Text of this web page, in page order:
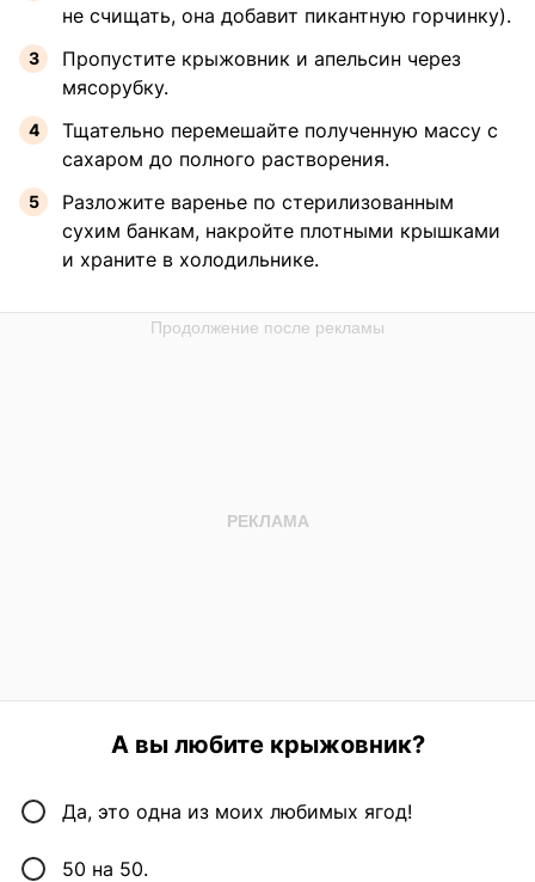
не счищать, она добавит пикантную горчинку).
Пропустите крыжовник и апельсин через
мясорубку.
Тщательно перемешайте полученную массу с
сахаром до полного растворения.
Разложите варенье по стерилизованным
сухим банкам, накройте плотными крышками
и храните в холодильнике.
А вы любите крыжовник?
Да, это одна из моих любимых ягод!
50 на 50.